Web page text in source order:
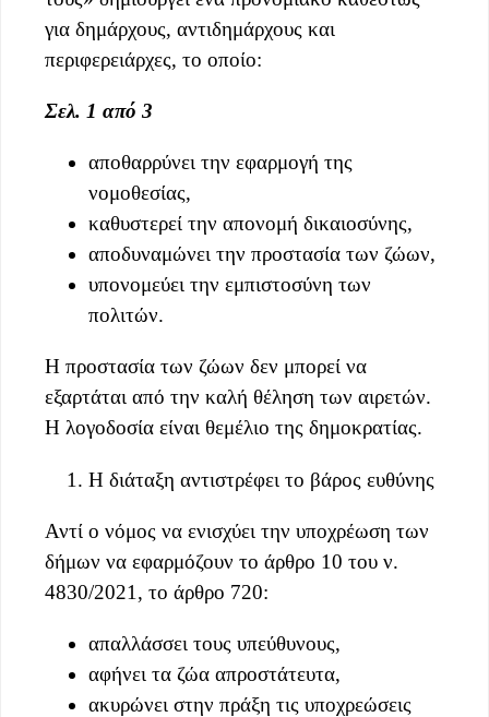
για δημάρχους, αντιδημάρχους και
περιφερειάρχες, το οποίο:
Σελ. 1 από 3
αποθαρρύνει την εφαρμογή της
νομοθεσίας,
καθυστερεί την απονομή δικαιοσύνης,
αποδυναμώνει την προστασία των ζώων,
υπονομεύει την εμπιστοσύνη των
πολιτών.
Η προστασία των ζώων δεν μπορεί να
εξαρτάται από την καλή θέληση των αιρετών.
Η λογοδοσία είναι θεμέλιο της δημοκρατίας.
Η διάταξη αντιστρέφει το βάρος ευθύνης
Αντί ο νόμος να ενισχύει την υποχρέωση των
δήμων να εφαρμόζουν το άρθρο 10 του ν.
4830/2021, το άρθρο 720:
απαλλάσσει τους υπεύθυνους,
αφήνει τα ζώα απροστάτευτα,
ακυρώνει στην πράξη τις υποχρεώσεις